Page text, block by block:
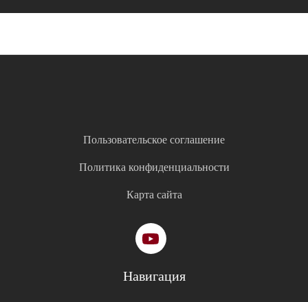
Пользовательское соглашение
Политика конфиденциальности
Карта сайта
Навигация